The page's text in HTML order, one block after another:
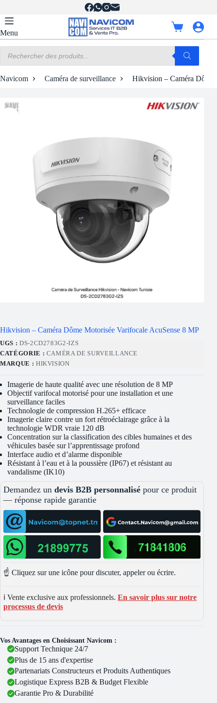
contenu
Menu
Panier
d’achat
produits
Navicom Caméra de surveillance Hikvision – Caméra Dôme
Hikvision – Caméra Dôme Motorisée Varifocale AcuSense 8 MP
UGS : DS-2CD2783G2-IZS
CATÉGORIE : CAMÉRA DE SURVEILLANCE
MARQUE : HIKVISION
Imagerie de haute qualité avec une résolution de 8 MP
Objectif varifocal motorisé pour une installation et une
surveillance faciles
Technologie de compression H.265+ efficace
Imagerie claire contre un fort rétroéclairage grâce à la
technologie WDR vraie 120 dB
Concentration sur la classification des cibles humaines et des
véhicules basée sur l’apprentissage profond
Interface audio et d’alarme disponible
Résistant à l’eau et à la poussière (IP67) et résistant au
vandalisme (IK10)
Demandez un devis B2B personnalisé pour ce produit
— réponse rapide garantie
☝️ Cliquez sur une icône pour discuter, appeler ou écrire.
ℹ️ Vente exclusive aux professionnels. En savoir plus sur notre
processus de devis
Vos Avantages en Choisissant Navicom :
Support Technique 24/7
Plus de 15 ans d'expertise
Partenariats Constructeurs et Produits Authentiques
Logistique Express B2B & Budget Flexible
Garantie Pro & Durabilité